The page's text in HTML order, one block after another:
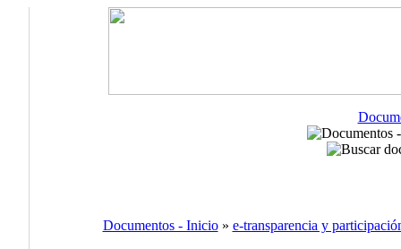
Documentos - Inicio» e-transparencia y